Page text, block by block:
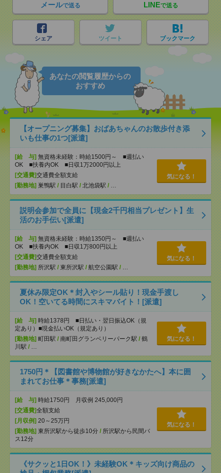
メールで送る LINEで送る
シェア ツイート ブックマーク
あなたの閲覧履歴からの
おすすめ
【オープニング募集】おばあちゃんのお散歩付き添
いも仕事の1つ[派遣]
[給 与] 無資格未経験：時給1500円～ ■週払い
OK ■扶養内OK ■日収1万2000円以上
[交通費]交通費全額支給
[勤務地] 巣鴨駅 / 目白駅 / 北池袋駅 / …
気になる！
説明会参加で全員に【現金2千円相当プレゼント】生
活のお手伝い[派遣]
[給 与] 無資格未経験：時給1350円～ ■週払い
OK ■扶養内OK ■日収1万800円以上
[交通費]交通費全額支給
[勤務地] 所沢駅 / 東所沢駅 / 航空公園駅 / …
気になる！
夏休み限定OK＊封入やシール貼り！現金手渡し
OK！空いてる時間にスキマバイト！[派遣]
[給 与] 時給1378円 ■日払い・翌日振込OK（規
定あり）■現金払いOK（規定あり）
[勤務地] 町田駅 / 南町田グランベリーパーク駅 / 鶴
川駅 / …
気になる！
1750円＊【図書館や博物館が好きなかたへ】本に囲
まれてお仕事＊事務[派遣]
[給 与] 時給1750円 月収例 245,000円
[交通費]全額支給
[月収例] 20～25万円
[勤務地] 東所沢駅から徒歩10分 / 所沢駅から民間バ
ス12分
気になる！
《サクッと1日OK！》未経験OK＊キッズ向け商品の